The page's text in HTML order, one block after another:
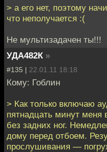
> а его нет, поэтому
что неполучается :(
Не мультизадачен ты!!!
УДА482К »
#135 | 22.01.11 18:18
Кому: Гоблин
> Как только включаю
пятнадцать минут меня
без задних ног.
дому перед отбоем.
прослушивания —